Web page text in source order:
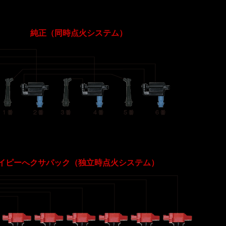
純正（同時点火システム）
ピーへクサパック（独立時点火システム）